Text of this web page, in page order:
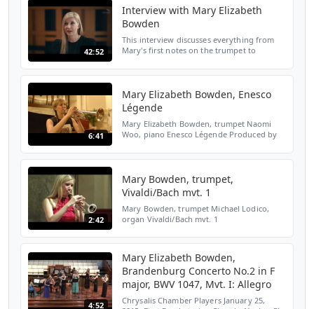
42:52
Interview with Mary Elizabeth
Bowden
This interview discusses everything from
Mary's first notes on the trumpet to
6:41
Mary Elizabeth Bowden, Enesco
Légende
Mary Elizabeth Bowden, trumpet Naomi
Woo, piano Enesco Légende Produced by
2:42
Mary Bowden, trumpet,
Vivaldi/Bach mvt. 1
Mary Bowden, trumpet Michael Lodico,
organ Vivaldi/Bach mvt. 1
4:52
Mary Elizabeth Bowden,
Brandenburg Concerto No.2 in F
major, BWV 1047, Mvt. I: Allegro
Chrysalis Chamber Players January 25,